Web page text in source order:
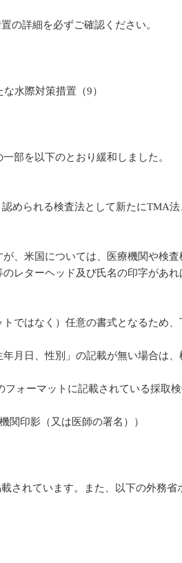
の詳細を必ずご確認ください。
水際対策措置（9）
部を以下のとおり緩和しました。
められる検査法として新たにTMA
米国については、医療機関や検
レターヘッド及び氏名の印字があ
はなく）任意の書式となるため
月日、性別」の記載が無い場合は
ォーマットに記載されている採
関印影（又は医師の署名））
れています。また、以下の外務省